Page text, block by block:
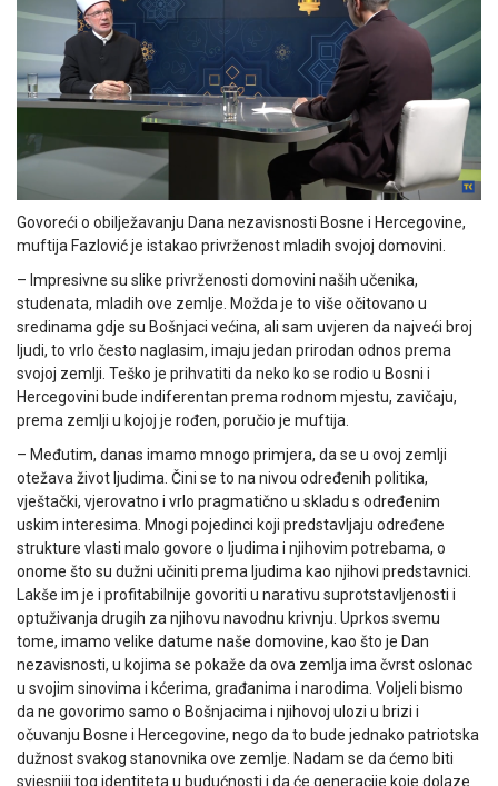
Govoreći o obilježavanju Dana nezavisnosti Bosne i Hercegovine,
muftija Fazlović je istakao privrženost mladih svojoj domovini.
– Impresivne su slike privrženosti domovini naših učenika,
studenata, mladih ove zemlje. Možda je to više očitovano u
sredinama gdje su Bošnjaci većina, ali sam uvjeren da najveći broj
ljudi, to vrlo često naglasim, imaju jedan prirodan odnos prema
svojoj zemlji. Teško je prihvatiti da neko ko se rodio u Bosni i
Hercegovini bude indiferentan prema rodnom mjestu, zavičaju,
prema zemlji u kojoj je rođen, poručio je muftija.
– Međutim, danas imamo mnogo primjera, da se u ovoj zemlji
otežava život ljudima. Čini se to na nivou određenih politika,
vještački, vjerovatno i vrlo pragmatično u skladu s određenim
uskim interesima. Mnogi pojedinci koji predstavljaju određene
strukture vlasti malo govore o ljudima i njihovim potrebama, o
onome što su dužni učiniti prema ljudima kao njihovi predstavnici.
Lakše im je i profitabilnije govoriti u narativu suprotstavljenosti i
optuživanja drugih za njihovu navodnu krivnju. Uprkos svemu
tome, imamo velike datume naše domovine, kao što je Dan
nezavisnosti, u kojima se pokaže da ova zemlja ima čvrst oslonac
u svojim sinovima i kćerima, građanima i narodima. Voljeli bismo
da ne govorimo samo o Bošnjacima i njihovoj ulozi u brizi i
očuvanju Bosne i Hercegovine, nego da to bude jednako patriotska
dužnost svakog stanovnika ove zemlje. Nadam se da ćemo biti
svjesniji tog identiteta u budućnosti i da će generacije koje dolaze